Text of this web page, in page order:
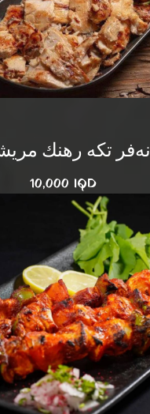
نەفر تکە رهنك
10,000 IQD